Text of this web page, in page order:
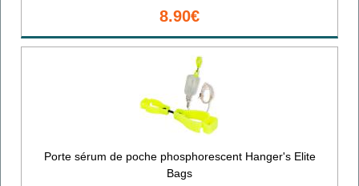
8.90€
Porte sérum de poche phosphorescent Hanger's Elite
Bags